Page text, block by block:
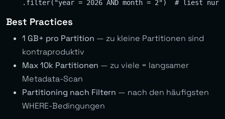
Best Practices
1 GB+ pro Partition — zu kleine Partitionen sind
kontraproduktiv
Max 10k Partitionen — zu viele = langsamer
Metadata-Scan
Partitioning nach Filtern — nach den häufigsten
WHERE-Bedingungen